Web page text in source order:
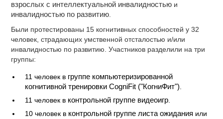
взрослых с интеллектуальной инвалидностью и
инвалидностью по развитию
Были протестированы 15 когнитивных способностей у 32
человек, страдающих умственной отсталостью и/или
инвалидностью по развитию. Участников разделили на три
группы:
11 человек в группе компьютеризированной
когнитивной тренировки CogniFit ("КогниФит")
11 человек в контрольной группе видеоигр
10 человек в контрольной группе листа ожидания или